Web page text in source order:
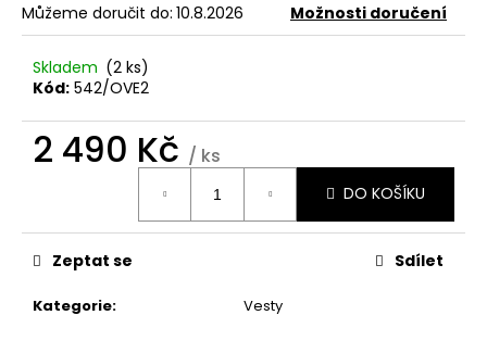
Můžeme doručit do: 10.8.2026 Možnosti doručení
Skladem (2 ks)
Kód: 542/OVE2
2 490 Kč / ks
DO KOŠÍKU
Kategorie: Vesty
Zeptat se Sdílet
u
č
u
e
m
ČELENKA
FUNKČNÍHO
250